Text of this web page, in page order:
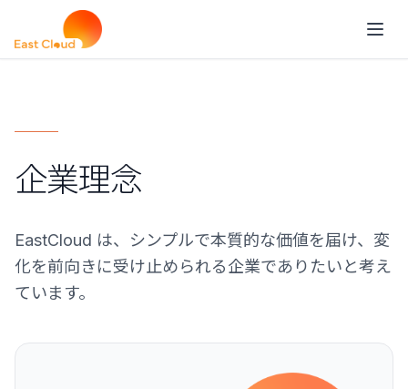
企業理念
EastCloud は、シンプルで本質的な価値を届け、変
化を前向きに受け止められる企業でありたいと考え
ています。